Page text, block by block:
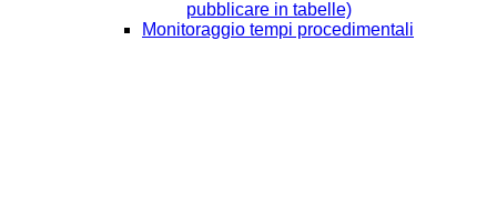
pubblicare in tabelle)
Monitoraggio tempi procedimentali